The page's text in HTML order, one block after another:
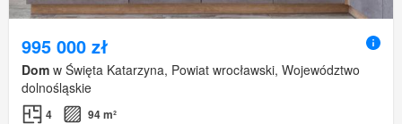
995 000 zł
Dom w Święta Katarzyna, Powiat wrocławski, Województwo
dolnośląskie
4
94 m²